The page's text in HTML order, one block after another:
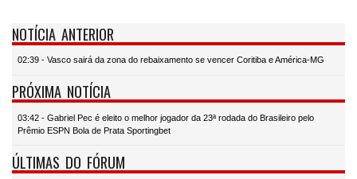
NOTÍCIA ANTERIOR
02:39 - Vasco sairá da zona do rebaixamento se vencer Coritiba e América-MG
PRÓXIMA NOTÍCIA
03:42 - Gabriel Pec é eleito o melhor jogador da 23ª rodada do Brasileiro pelo
Prêmio ESPN Bola de Prata Sportingbet
ÚLTIMAS DO FÓRUM